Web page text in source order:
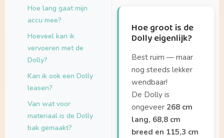
Hoe lang gaat mijn
accu mee?
Hoeveel kan ik
vervoeren met de
Dolly?
Kan ik ook een Dolly
leasen?
Van wat voor
materiaal is de Dolly
bak gemaakt?
Hoe groot is de
Dolly eigenlijk?
Best ruim — maar
nog steeds lekker
wendbaar!
De Dolly is
ongeveer 268 cm
lang, 68,8 cm
breed en 115,3 cm